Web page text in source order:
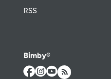
RSS
Bimby®